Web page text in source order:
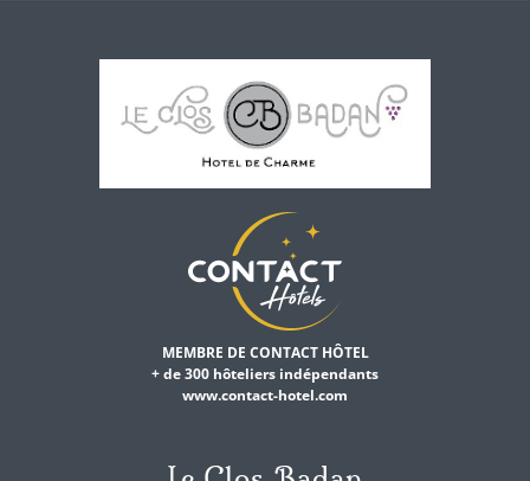
MEMBRE DE CONTACT HÔTEL
+ de 300 hôteliers indépendants
www.contact-hotel.com